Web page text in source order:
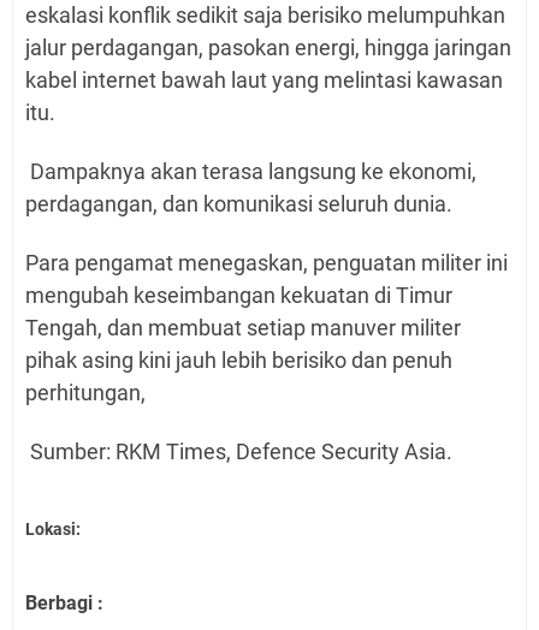
eskalasi konflik sedikit saja berisiko melumpuhkan
jalur perdagangan, pasokan energi, hingga jaringan
kabel internet bawah laut yang melintasi kawasan
itu.
Dampaknya akan terasa langsung ke ekonomi,
perdagangan, dan komunikasi seluruh dunia.
Para pengamat menegaskan, penguatan militer ini
mengubah keseimbangan kekuatan di Timur
Tengah, dan membuat setiap manuver militer
pihak asing kini jauh lebih berisiko dan penuh
perhitungan,
Sumber: RKM Times, Defence Security Asia.
Lokasi:
Berbagi :